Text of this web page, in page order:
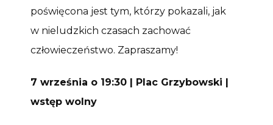
poświęcona jest tym, którzy pokazali, jak
w nieludzkich czasach zachować
człowieczeństwo. Zapraszamy!
7 września o 19:30 | Plac Grzybowski |
wstęp wolny